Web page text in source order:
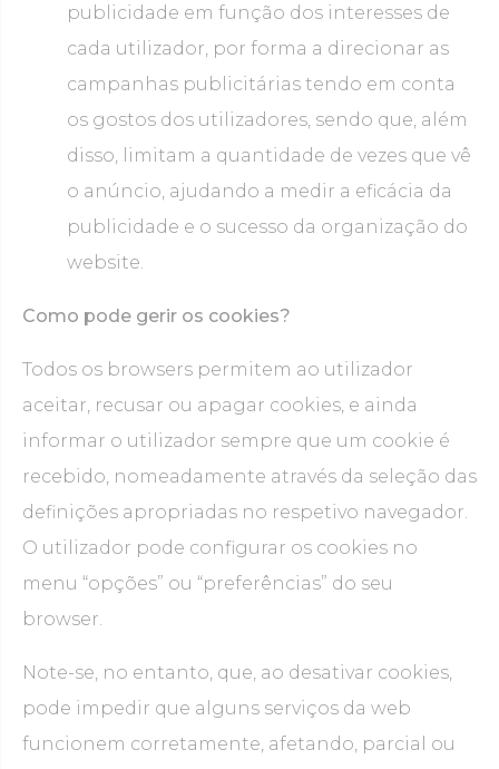
publicidade em função dos interesses de
cada utilizador, por forma a direcionar as
campanhas publicitárias tendo em conta
os gostos dos utilizadores, sendo que, além
disso, limitam a quantidade de vezes que vê
o anúncio, ajudando a medir a eficácia da
publicidade e o sucesso da organização do
website.
Como pode gerir os cookies?
Todos os browsers permitem ao utilizador
aceitar, recusar ou apagar cookies, e ainda
informar o utilizador sempre que um cookie é
recebido, nomeadamente através da seleção das
definições apropriadas no respetivo navegador.
O utilizador pode configurar os cookies no
menu “opções” ou “preferências” do seu
browser.
Note-se, no entanto, que, ao desativar cookies,
pode impedir que alguns serviços da web
funcionem corretamente, afetando, parcial ou